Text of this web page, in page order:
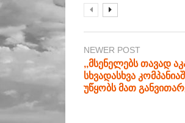
NEWER POST
,,მსენელებს თავად
სხვადასხვა
უწყობს მათ